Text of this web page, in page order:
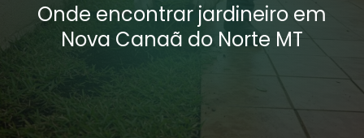
Onde encontrar jardineiro em
Nova Canaã do Norte MT